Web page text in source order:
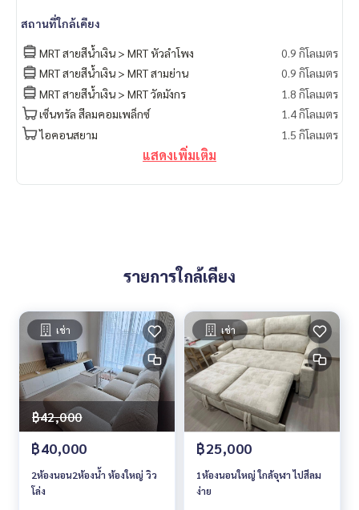
สถานที่ใกล้เคียง
MRT สายสีน้ำเงิน > MRT หัวลำโพง
0.9 กิโลเมตร
MRT สายสีน้ำเงิน > MRT สามย่าน
0.9 กิโลเมตร
MRT สายสีน้ำเงิน > MRT วัดมังกร
1.8 กิโลเมตร
เซ็นทรัล สีลมคอมเพล็กซ์
1.4 กิโลเมตร
ไอคอนสยาม
1.5 กิโลเมตร
แสดงเพิ่มเติม
รายการใกล้เคียง
เช่า
฿42,000
฿40,000
2ห้องนอน2ห้องน้ำ ห้องใหญ่ วิว
โล่ง
เช่า
฿25,000
1ห้องนอนใหญ่ ใกล้จุฬา ไปสีลม
ง่าย